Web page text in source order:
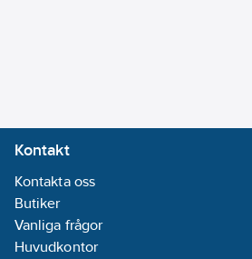
Kontakt
Kontakta oss
Butiker
Vanliga frågor
Huvudkontor